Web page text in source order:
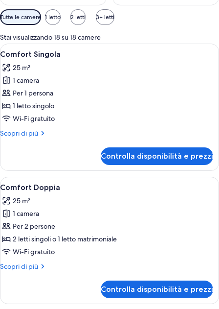
Filtri
disponibili
per
le
camere
Tutte le camere 1 letto 2 letti 3+ letti
Stai visualizzando 18 su 18 camere
Apri
tutte
le
foto
per
Comfort
Singola
Minibar, una scrivania, tende
15
Comfort Singola
25 m²
1 camera
Per 1 persona
1 letto singolo
Wi-Fi gratuito
Scopri di più
Altri
Singola
Controlla disponibilità e prezzi
Apri
tutte
le
foto
per
Comfort
Doppia
Minibar, una scrivania, tende
14
Comfort Doppia
25 m²
1 camera
Per 2 persone
2 letti singoli o 1 letto matrimoniale
Wi-Fi gratuito
Scopri di più
Altri
Doppia
Controlla disponibilità e prezzi